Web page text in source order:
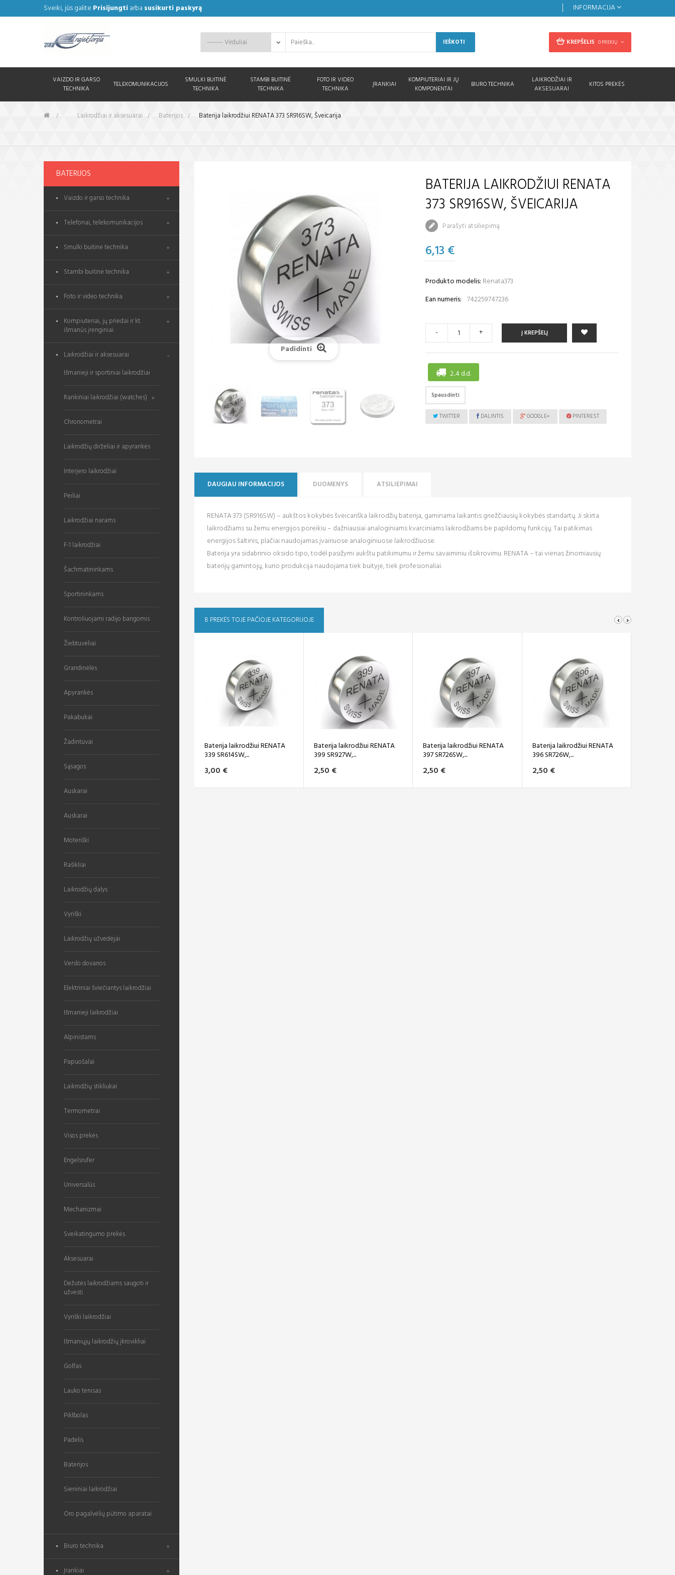
Sveiki, jūs galite Prisijungtiarba susikurti paskyrą INFORMACIJA
KREPŠELIS 0 PREKIŲ
IEŠKOTI
VAIZDO IR GARSO
TECHNIKA
TELEKOMUNIKACIJOS
SMULKI BUITINĖ
TECHNIKA
STAMBI BUITINĖ
TECHNIKA
FOTO IR VIDEO
TECHNIKA
ĮRANKIAI
KOMPIUTERIAI IR JŲ
KOMPONENTAI
BIURO TECHNIKA
LAIKRODŽIAI IR
AKSESUARAI
KITOS PREKĖS
&gt; Laikrodžiai ir aksesuarai > Baterijos > Baterija laikrodžiui RENATA 373 SR916SW, Šveicarija
BATERIJOS
Vaizdo ir garso technika
Telefonai, telekomunikacijos
Smulki buitinė technika
Stambi buitinė technika
Foto ir video technika
Kompiuteriai, jų priedai ir kt.
išmanūs įrenginiai
Laikrodžiai ir aksesuarai
Išmanieji ir sportiniai laikrodžiai
Rankiniai laikrodžiai (watches)
Chronometrai
Laikrodžių dirželiai ir apyrankės
Interjero laikrodžiai
Peiliai
Laikrodžiai narams
F-1 laikrodžiai
Šachmatininkams
Sportininkams
Kontroliuojami radijo bangomis
Žiebtuvėliai
Grandinėlės
Apyrankės
Pakabukai
Žadintuvai
Sąsagos
Auskarai
Auskarai
Moteriški
Rašikliai
Laikrodžių dalys
Vyriški
Laikrodžių užvedėjai
Verslo dovanos
Elektriniai šviečiantys laikrodžiai
Išmanieji laikrodžiai
Alpinistams
Papuošalai
Laikrodžių stikliukai
Termometrai
Visos prekės
Engelsrufer
Universalūs
Mechanizmai
Sveikatingumo prekės
Aksesuarai
Dėžutės laikrodžiams saugoti ir
užvesti
Vyriški laikrodžiai
Išmaniųjų laikrodžių įkrovikliai
Golfas
Lauko tenisas
Piklbolas
Padelis
Baterijos
Sieniniai laikrodžiai
Oro pagalvėlių pūtimo aparatai
Biuro technika
Įrankiai
Padidinti
BATERIJA LAIKRODŽIUI RENATA
373 SR916SW, ŠVEICARIJA
Parašyti atsiliepimą
6,13 €
Produkto modelis: Renata373
Ean numeris: 742259747236
- + Į KREPŠELĮ
2..4 d.d.
Spausdinti
TWITTER DALINTIS GOOGLE+ PINTEREST
DAUGIAU INFORMACIJOS DUOMENYS ATSILIEPIMAI
RENATA 373 (SR916SW) – aukštos kokybės šveicariška laikrodžių baterija, gaminama laikantis griežčiausių kokybės standartų. Ji skirta
laikrodžiams su žemu energijos poreikiu – dažniausiai analoginiams kvarciniams laikrodžiams be papildomų funkcijų. Tai patikimas
energijos šaltinis, plačiai naudojamas įvairiuose analoginiuose laikrodžiuose.
Baterija yra sidabrinio oksido tipo, todėl pasižymi aukštu patikimumu ir žemu savaiminiu išsikrovimu. RENATA – tai vienas žinomiausių
baterijų gamintojų, kurio produkcija naudojama tiek buityje, tiek profesionaliai.
8 PREKĖS TOJE PAČIOJE KATEGORIJOJE ‹ ›
Baterija laikrodžiui RENATA
339 SR614SW,...
3,00 €
Baterija laikrodžiui RENATA
399 SR927W,...
2,50 €
Baterija laikrodžiui RENATA
397 SR726SW,...
2,50 €
Baterija laikrodžiui RENATA
396 SR726W,...
2,50 €